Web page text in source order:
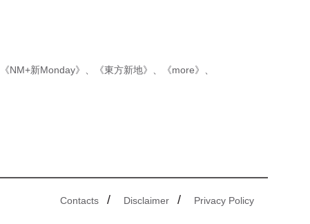
《NM+新Monday》 《東方新地》 《more》
Contacts / Disclaimer / Privacy Policy